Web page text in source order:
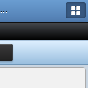
AMXX.pl: Support AMX Mod X i SourceMod